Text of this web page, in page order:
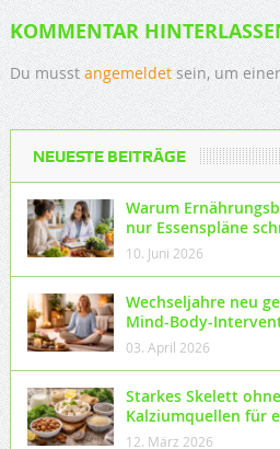
KOMMENTAR
Du musst angemeldetsein, um
NEUESTE BEITRÄGE
Warum
nur Essenspläne
10. Juni 2026
Wechseljahre neu
Mind-Body-
03. April 2026
Starkes Skelett
Kalziumquellen für
12. März 2026